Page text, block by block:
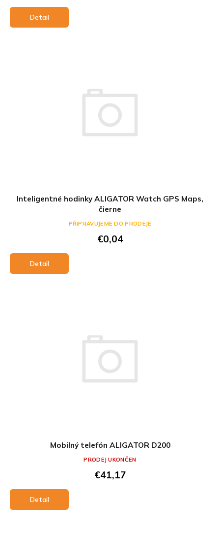
Detail
Inteligentné hodinky ALIGATOR Watch GPS Maps,
čierne
€0,04
Detail
PŘIPRAVUJEME DO PRODEJE
Mobilný telefón ALIGATOR D200
€41,17
Detail
PRODEJ UKONČEN